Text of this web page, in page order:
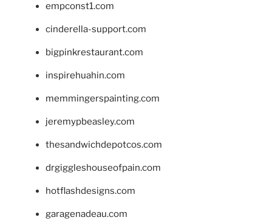
empconst1.com
cinderella-support.com
bigpinkrestaurant.com
inspirehuahin.com
memmingerspainting.com
jeremypbeasley.com
thesandwichdepotcos.com
drgiggleshouseofpain.com
hotflashdesigns.com
garagenadeau.com